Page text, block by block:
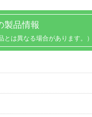
製品情報
は異なる場合があります。）